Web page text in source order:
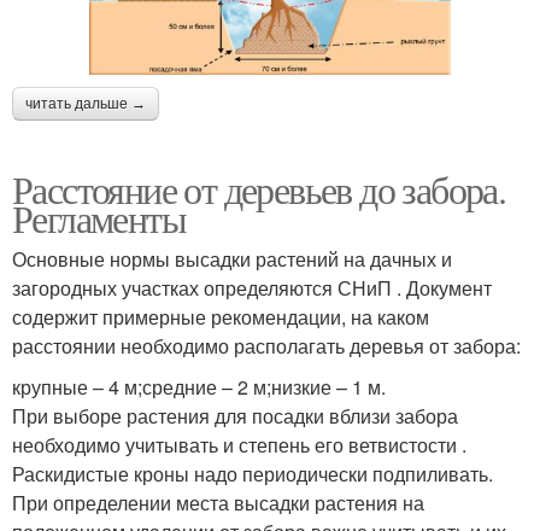
читать дальше →
Расстояние от деревьев до забора.
Регламенты
Основные нормы высадки растений на дачных и
загородных участках определяются СНиП . Документ
содержит примерные рекомендации, на каком
расстоянии необходимо располагать деревья от забора:
крупные – 4 м;средние – 2 м;низкие – 1 м.
При выборе растения для посадки вблизи забора
необходимо учитывать и степень его ветвистости .
Раскидистые кроны надо периодически подпиливать.
При определении места высадки растения на